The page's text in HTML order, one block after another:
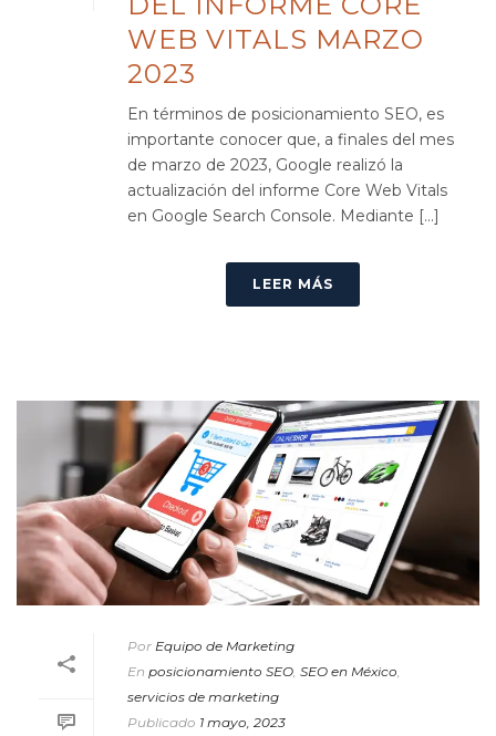
WEB VITALS MARZO
2023
En términos de posicionamiento SEO, es
importante conocer que, a finales del mes
de marzo de 2023, Google realizó la
actualización del informe Core Web Vitals
en Google Search Console. Mediante [...]
LEER MÁS
Por Equipo de Marketing
En posicionamiento SEO, SEO en México,
servicios de marketing
Publicado 1 mayo, 2023